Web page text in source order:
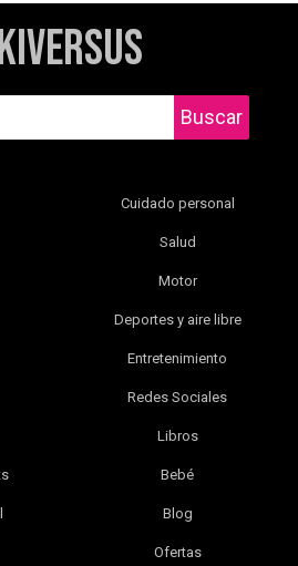
Buscar
Cuidado personal
Salud
Motor
Deportes y aire libre
Entretenimiento
Redes Sociales
Libros
Bebé
Blog
Ofertas